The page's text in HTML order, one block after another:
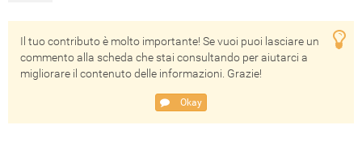
Il tuo contributo è molto importante! Se vuoi puoi lasciare un
commento alla scheda che stai consultando per aiutarci a
migliorare il contenuto delle informazioni. Grazie!
Okay